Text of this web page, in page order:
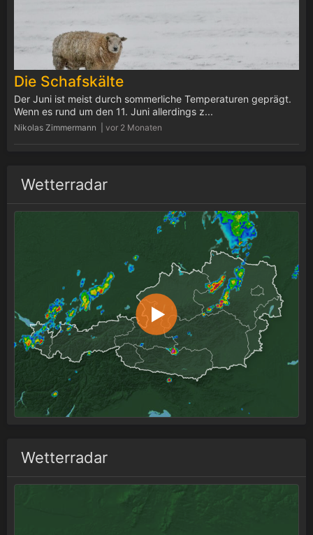
Die Schafskälte
Nikolas Zimmermann | vor 2 Monaten
Der Juni ist meist durch sommerliche Temperaturen geprägt.
Wenn es rund um den 11. Juni allerdings z...
Wetterradar
Wetterradar